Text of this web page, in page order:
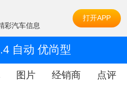
彩汽车信息
打开APP
自动 优尚型
图片 经销商 点评